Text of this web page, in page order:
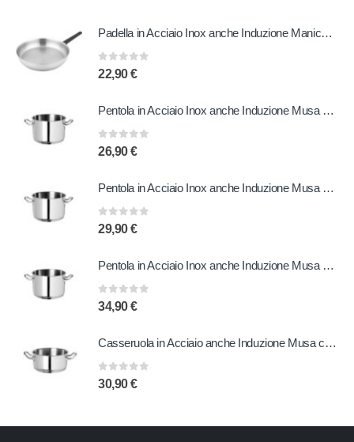
Padella in Acciaio Inox anche Induzione Manico in Bachelite 20 cm
0out of 5
22,90€
Pentola in Acciaio Inox anche Induzione Musa 20 cm
0out of 5
26,90€
Pentola in Acciaio Inox anche Induzione Musa 22 cm
0out of 5
29,90€
Pentola in Acciaio Inox anche Induzione Musa 24 cm
0 out of 5
34,90€
Casseruola in Acciaio anche Induzione Musa con due Manici 24 cm
0out of 5
30,90€